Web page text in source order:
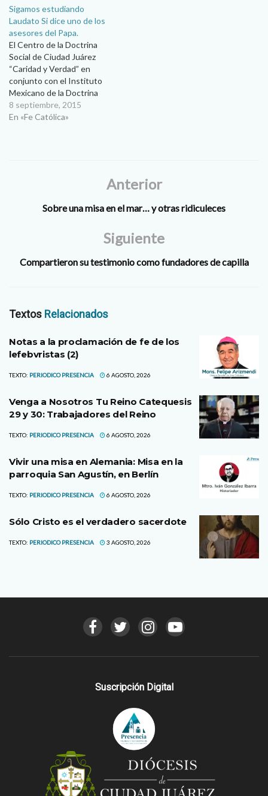
publicación de ‘Laudato si”, la
encíclica con la que trató
que toda la Iglesia católica
abrazara su preocupación
por…
Sigamos estudiando
Laudato Si dice uno de los
asesores del Papa.
El Centro de la Doctrina
Social de Ciudad Juárez
“Caridad y Verdad” en
conjunto con el Instituto
Mexicano de la Doctrina
Social de la Iglesia
presentaron el pasado
8 septiembre, 2015
En «Fe Católica»
Anterior
Sobre una misa en el mar… y otras ridiculeces
Siguiente
Compartieron su testimonio como fundadores de capilla
Textos Relacionados
Notas a la proclamación de fe de los
lefebvristas (2)
TEXTO: PERIODICO PRESENCIA 6 AGOSTO, 2026
Venga a Nosotros Tu Reino Catequesis
29 y 30: Trabajadores del Reino
TEXTO: PERIODICO PRESENCIA 6 AGOSTO, 2026
Vivir una misa en Alemania: Misa en la
parroquia San Agustín, en Berlín
TEXTO: PERIODICO PRESENCIA 6 AGOSTO, 2026
Sólo Cristo es el verdadero sacerdote
TEXTO: PERIODICO PRESENCIA 3 AGOSTO, 2026
Suscripción Digital